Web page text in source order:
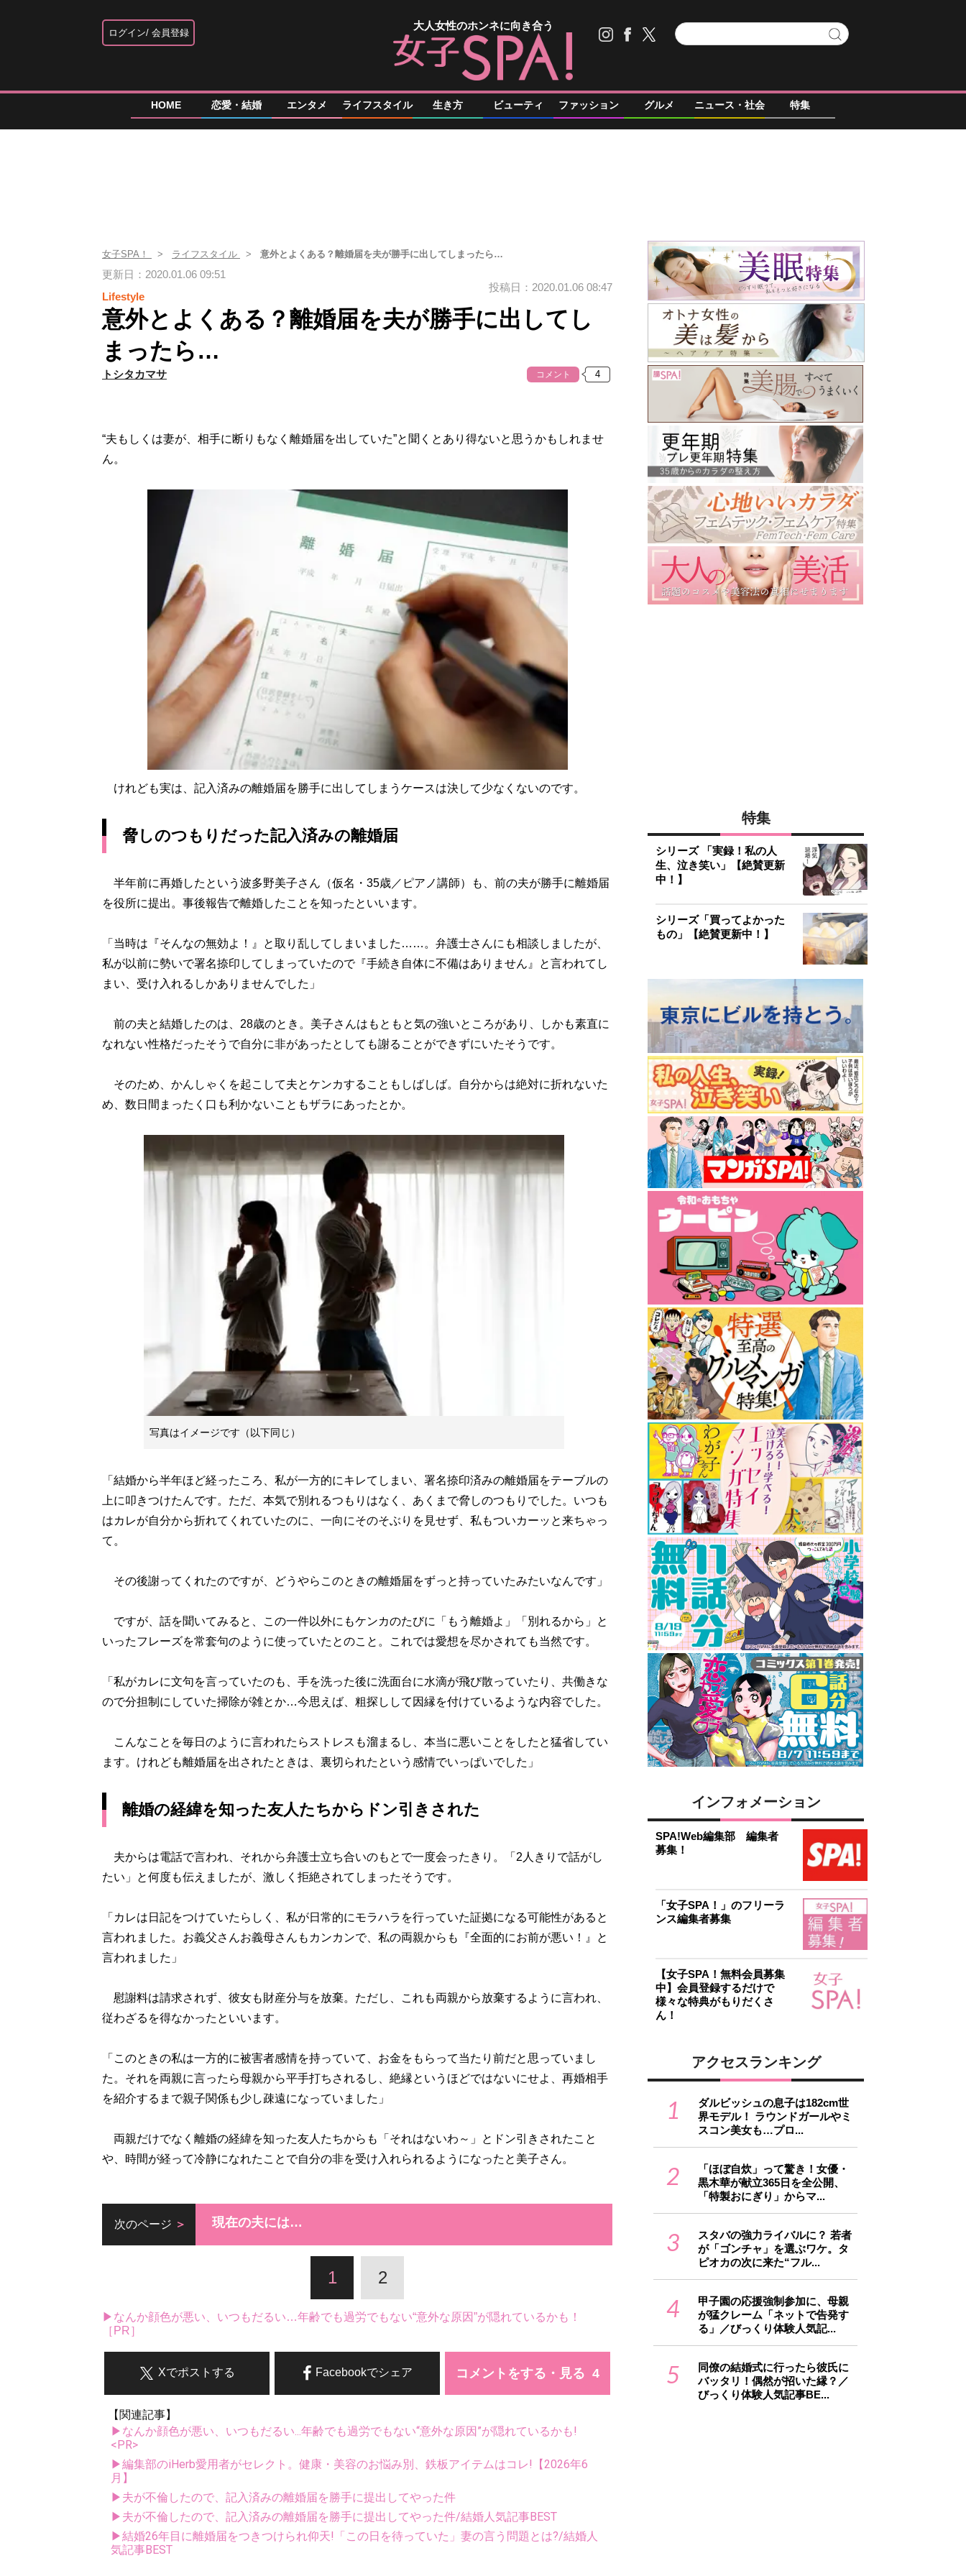
ログイン 会員登録
大人女性のホンネに向き合う
HOME 恋愛・結婚 エンタメ ライフスタイル 生き方 ビューティ ファッション グルメ ニュース・社会 特集
女子SPA！ ライフスタイル 意外とよくある？離婚届を夫が勝手に出してしまったら…
更新日：2020.01.06 09:51
Lifestyle
投稿日：2020.01.06 08:47
意外とよくある？離婚届を夫が勝手に出してし
まったら…
トシタカマサ コメント
“夫もしくは妻が、相手に断りもなく離婚届を出していた”と聞くとあり得ないと思うかもしれませ
ん。
けれども実は、記入済みの離婚届を勝手に出してしまうケースは決して少なくないのです。
脅しのつもりだった記入済みの離婚届
半年前に再婚したという波多野美子さん（仮名・35歳／ピアノ講師）も、前の夫が勝手に離婚届
を役所に提出。事後報告で離婚したことを知ったといいます。
「当時は『そんなの無効よ！』と取り乱してしまいました……。弁護士さんにも相談しましたが、
私が以前に勢いで署名捺印してしまっていたので『手続き自体に不備はありません』と言われてし
まい、受け入れるしかありませんでした」
前の夫と結婚したのは、28歳のとき。美子さんはもともと気の強いところがあり、しかも素直に
なれない性格だったそうで自分に非があったとしても謝ることができずにいたそうです。
そのため、かんしゃくを起こして夫とケンカすることもしばしば。自分からは絶対に折れないた
め、数日間まったく口も利かないこともザラにあったとか。
写真はイメージです（以下同じ）
「結婚から半年ほど経ったころ、私が一方的にキレてしまい、署名捺印済みの離婚届をテーブルの
上に叩きつけたんです。ただ、本気で別れるつもりはなく、あくまで脅しのつもりでした。いつも
はカレが自分から折れてくれていたのに、一向にそのそぶりを見せず、私もついカーッと来ちゃっ
て。
その後謝ってくれたのですが、どうやらこのときの離婚届をずっと持っていたみたいなんです」
ですが、話を聞いてみると、この一件以外にもケンカのたびに「もう離婚よ」「別れるから」と
いったフレーズを常套句のように使っていたとのこと。これでは愛想を尽かされても当然です。
「私がカレに文句を言っていたのも、手を洗った後に洗面台に水滴が飛び散っていたり、共働きな
ので分担制にしていた掃除が雑とか…今思えば、粗探しして因縁を付けているような内容でした。
こんなことを毎日のように言われたらストレスも溜まるし、本当に悪いことをしたと猛省してい
ます。けれども離婚届を出されたときは、裏切られたという感情でいっぱいでした」
離婚の経緯を知った友人たちからドン引きされた
夫からは電話で言われ、それから弁護士立ち合いのもとで一度会ったきり。「2人きりで話がし
たい」と何度も伝えましたが、激しく拒絶されてしまったそうです。
「カレは日記をつけていたらしく、私が日常的にモラハラを行っていた証拠になる可能性があると
言われました。お義父さんお義母さんもカンカンで、私の両親からも『全面的にお前が悪い！』と
言われました」
慰謝料は請求されず、彼女も財産分与を放棄。ただし、これも両親から放棄するように言われ、
従わざるを得なかったといいます。
「このときの私は一方的に被害者感情を持っていて、お金をもらって当たり前だと思っていまし
た。それを両親に言ったら母親から平手打ちされるし、絶縁というほどではないにせよ、再婚相手
を紹介するまで親子関係も少し疎遠になっていました」
両親だけでなく離婚の経緯を知った友人たちからも「それはないわ～」とドン引きされたこと
や、時間が経って冷静になれたことで自分の非を受け入れられるようになったと美子さん。
次のページ 現在の夫には…
1 2
▶なんか顔色が悪い、いつもだるい…年齢でも過労でもない“意外な原因”が隠れているかも！
［PR］
コメントをする・見る
Facebookでシェア
Xでポストする
【関連記事】
▶なんか顔色が悪い、いつもだるい...年齢でも過労でもない“意外な原因”が隠れているかも!
<PR>
▶編集部のiHerb愛用者がセレクト。健康・美容のお悩み別、鉄板アイテムはコレ!【2026年6
月】
▶夫が不倫したので、記入済みの離婚届を勝手に提出してやった件
▶夫が不倫したので、記入済みの離婚届を勝手に提出してやった件/結婚人気記事BEST
▶結婚26年目に離婚届をつきつけられ仰天!「この日を待っていた」妻の言う問題とは?/結婚人
気記事BEST
特集
シリーズ 「実録！私の人
生、泣き笑い」【絶賛更新
中！】
シリーズ「買ってよかった
もの」【絶賛更新中！】
インフォメーション
SPA!Web編集部 編集者
募集！
「女子SPA！」のフリーラ
ンス編集者募集
【女子SPA！無料会員募集
中】会員登録するだけで
様々な特典がもりだくさ
ん！
アクセスランキング
1
ダルビッシュの息子は182cm世
界モデル！ ラウンドガールやミ
スコン美女も…プロ...
2
「ほぼ自炊」って驚き！女優・
黒木華が献立365日を全公開、
「特製おにぎり」からマ...
3
スタバの強力ライバルに？ 若者
が「ゴンチャ」を選ぶワケ。タ
ピオカの次に来た“フル...
4
甲子園の応援強制参加に、母親
が猛クレーム「ネットで告発す
る」／びっくり体験人気記...
5
同僚の結婚式に行ったら彼氏に
バッタリ！偶然が招いた縁？／
びっくり体験人気記事BE...